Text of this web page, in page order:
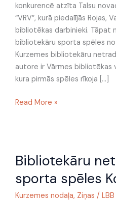
konkurencē atzīta Talsu
“VRV”, kurā piedalījās Rojas,
bibliotēkas darbinieki. Tāpat
bibliotekāru sporta spēles
Kurzemes bibliotekāru
autore ir Vārmes bibliotēkas
kura pirmās spēles rīkoja […]
Read More »
Bibliotekāru
sporta spēles
Kurzemes nodaļa, Ziņas / LBB
netradicionālās
spēles
Kolkā